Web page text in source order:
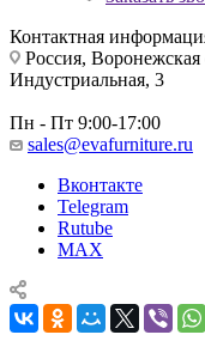
Контактная
Россия, Воронежская
Индустриальная, 3
Пн - Пт 9:00-17:00
sales@evafurniture.ru
Вконтакте
Telegram
Rutube
MAX